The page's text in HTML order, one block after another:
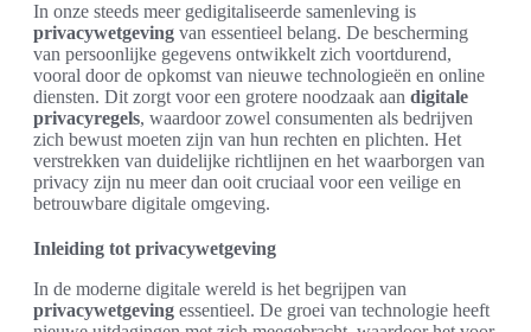
In onze steeds meer gedigitaliseerde samenleving is
privacywetgeving van essentieel belang. De bescherming
van persoonlijke gegevens ontwikkelt zich voortdurend,
vooral door de opkomst van nieuwe technologieën en online
diensten. Dit zorgt voor een grotere noodzaak aan digitale
privacyregels, waardoor zowel consumenten als bedrijven
zich bewust moeten zijn van hun rechten en plichten. Het
verstrekken van duidelijke richtlijnen en het waarborgen van
privacy zijn nu meer dan ooit cruciaal voor een veilige en
betrouwbare digitale omgeving.
Inleiding tot privacywetgeving
In de moderne digitale wereld is het begrijpen van
privacywetgeving essentieel. De groei van technologie heeft